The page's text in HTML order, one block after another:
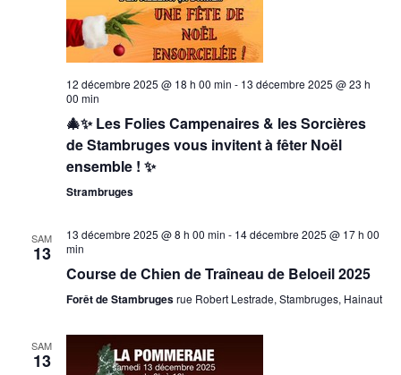
12 décembre 2025 @ 18 h 00 min - 13 décembre 2025 @ 23 h
00 min
🎄✨ Les Folies Campenaires & les Sorcières
de Stambruges vous invitent à fêter Noël
ensemble ! ✨
Strambruges
SAM
13
13 décembre 2025 @ 8 h 00 min - 14 décembre 2025 @ 17 h 00
min
Course de Chien de Traîneau de Beloeil 2025
Forêt de Stambrugesrue Robert Lestrade, Stambruges, Hainaut
SAM
13